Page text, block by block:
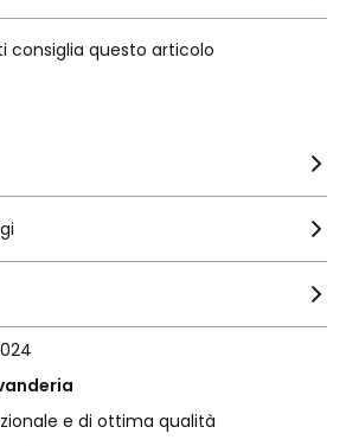
2
questo articolo
consiglia questo articolo
e di ottima qualità